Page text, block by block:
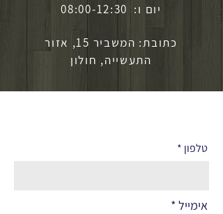
יום ו: 08:00-12:30
כתובת: המשביר 15, אזור
התעשייה, חולון
טלפון
אימייל